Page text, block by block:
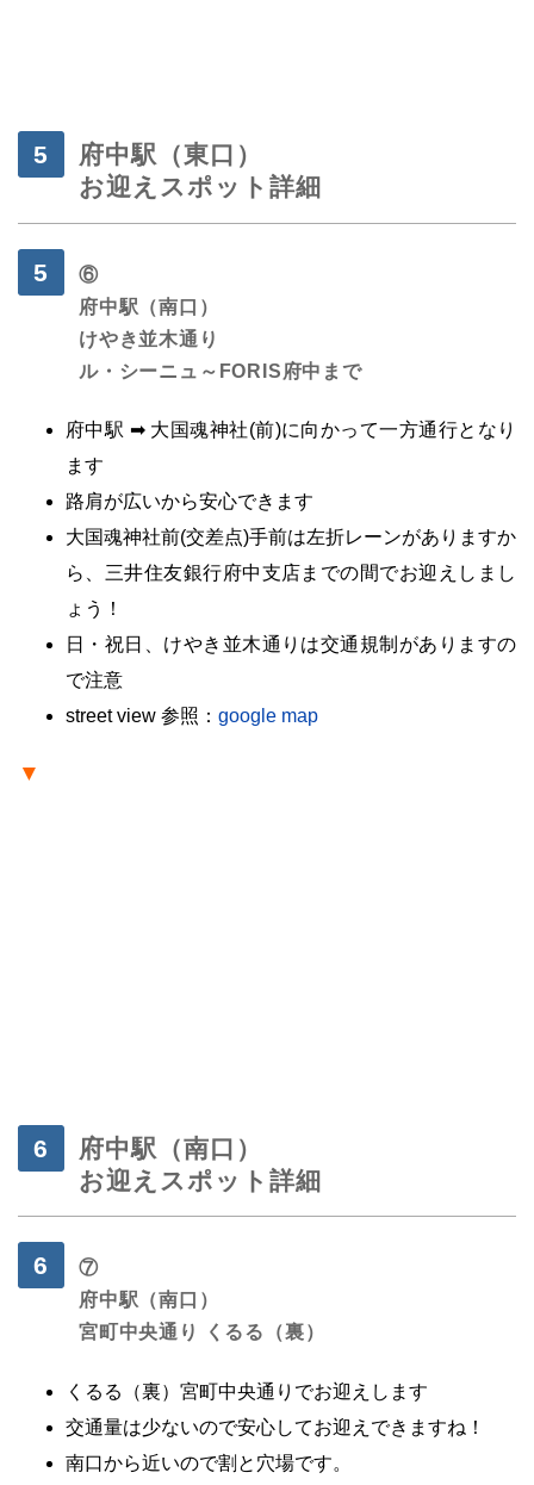
府中駅（東口）
お迎えスポット詳細
⑥
府中駅（南口）
けやき並木通り
ル・シーニュ～ FORIS府中まで
府中駅 ➡ 大国魂神社(前)に向かって一方通行となり
ます
路肩が広いから安心できます
大国魂神社前(交差点)手前は左折レーンがありますか
ら、三井住友銀行府中支店までの間でお迎えしまし
ょう！
日・祝日、けやき並木通りは交通規制がありますの
で注意
street view 参照： google map
▼
府中駅（南口）
お迎えスポット詳細
⑦
府中駅（南口）
宮町中央通り くるる（裏）
くるる（裏）宮町中央通りでお迎えします
交通量は少ないので安心してお迎えできますね！
南口から近いので割と穴場です。